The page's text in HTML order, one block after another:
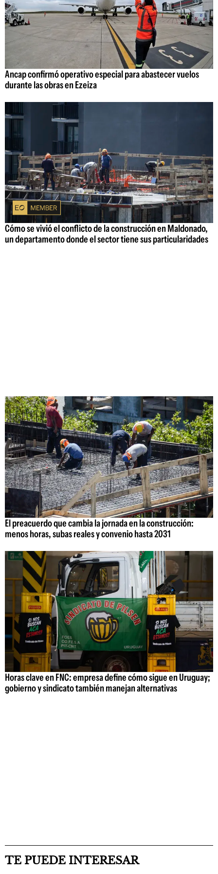
Ancap confirmó operativo especial para abastecer vuelos
durante las obras en Ezeiza
Cómo se vivió el conflicto de la construcción en Maldonado,
un departamento donde el sector tiene sus particularidades
El preacuerdo que cambia la jornada en la construcción:
menos horas, subas reales y convenio hasta 2031
Horas clave en FNC: empresa define cómo sigue en Uruguay;
gobierno y sindicato también manejan alternativas
TE PUEDE INTERESAR